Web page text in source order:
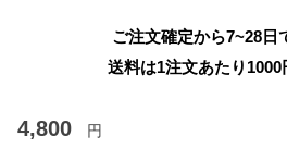
ご注文確定から7~28日
送料は1注文あたり 1000
4,800 円